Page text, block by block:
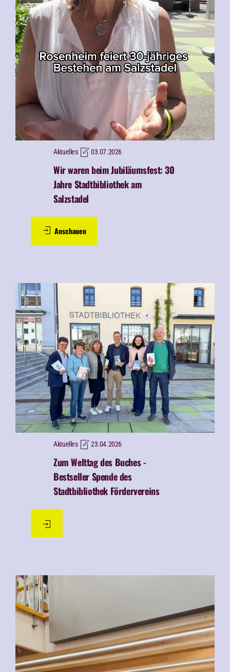
Aktuelles 03.07.2026
Wir waren beimJubiläumsfest: 30
Jahre Stadtbibliothek am
Salzstadel
Anschauen
Aktuelles 23.04.2026
Zum Welttag des Buches -
Bestseller Spende des
Stadtbibliothek Fördervereins